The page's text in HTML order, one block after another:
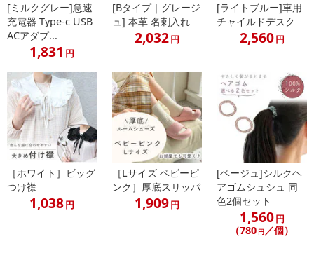
・アーチ形状が足にフィット
足の形に沿うので土踏まずもしっかり支えます。
・たくさん歩くキッズにおすすめ
通気性抜群で蒸れにくく、かかと部分は衝撃を吸収し足の疲れを軽
[ミルクグレー]急速
充電器 Type-c USB
ACアダプ...
1,831 円
[Bタイプ｜グレージ
ュ] 本革 名刺入れ
2,032円
[ライトブルー]車用
チャイルドデスク
2,560円
［ホワイト］ビッグ
つけ襟
1,038円
［Lサイズ ベビーピ
ンク］厚底スリッパ
1,909円
[ベージュ]シルクヘ
アゴムシュシュ 同
色2個セット
1,560円
（780 円／個）